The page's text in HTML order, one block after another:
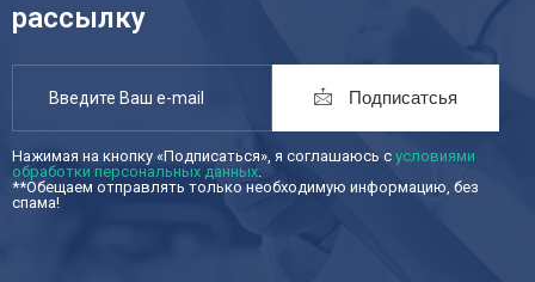
рассылку
Подписатсья
Нажимая на кнопку «Подписаться», я соглашаюсь с условиями
обработки персональных данных.
**Обещаем отправлять только необходимую информацию, без
спама!